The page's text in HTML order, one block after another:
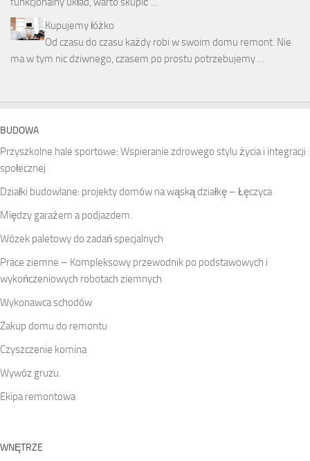
Kupujemy łóżko
Od czasu do czasu każdy robi w swoim domu remont. Nie
ma w tym nic dziwnego, czasem po prostu potrzebujemy …
BUDOWA
Przyszkolne hale sportowe: Wspieranie zdrowego stylu życia i integracji
społecznej
Działki budowlane: projekty domów na wąską działkę – Łęczyca
Między garażem a podjazdem.
Wózek paletowy do zadań specjalnych
Prace ziemne – Kompleksowy przewodnik po podstawowych i
wykończeniowych robotach ziemnych
Wykonawca schodów
Zakup domu do remontu
Czyszczenie komina
Wywóz gruzu.
Ekipa remontowa
WNĘTRZE